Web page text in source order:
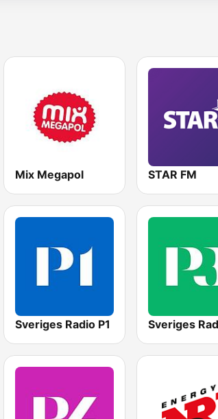
Mix Megapol STAR FM
Sveriges Radio P1 Sveriges